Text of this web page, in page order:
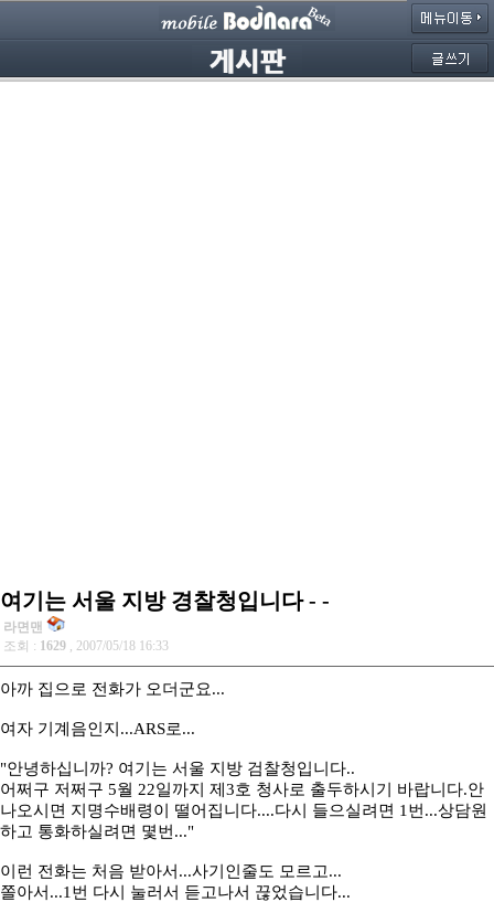
여기는 서울 지방 경찰청입니다 - -
라면맨
조회 : 1629 , 2007/05/18 16:33
아까 집으로 전화가 오더군요...
여자 기계음인지...ARS로...
"안녕하십니까? 여기는 서울 지방 검찰청입니다..
어쩌구 저쩌구 5월 22일까지 제3호 청사로 출두하시기 바랍니다.안
나오시면 지명수배령이 떨어집니다....다시 들으실려면 1번...상담원
하고 통화하실려면 몇번..."
이런 전화는 처음 받아서...사기인줄도 모르고...
쫄아서...1번 다시 눌러서 듣고나서 끊었습니다...